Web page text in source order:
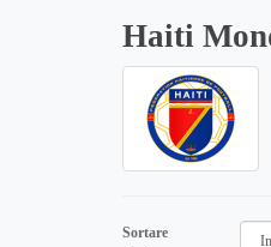
Haiti
Sortare